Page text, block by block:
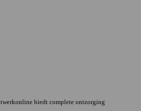
biedt complete ontzorging